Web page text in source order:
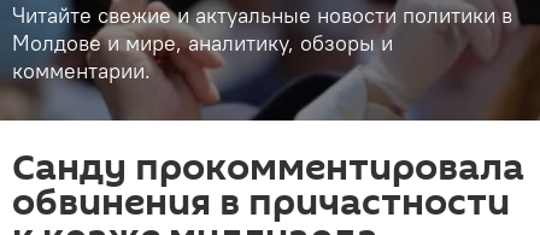
Читайте свежие и актуальные новости политики в
Молдове и мире, аналитику, обзоры и
комментарии.
Санду прокомментировала
обвинения в причастности